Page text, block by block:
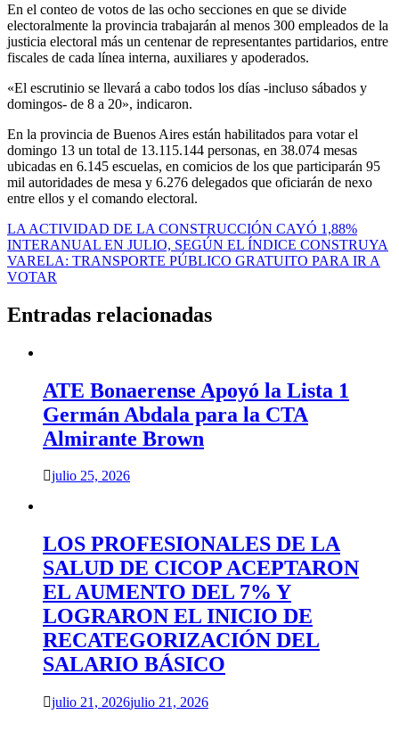
En el conteo de votos de las ocho secciones en que se divide
electoralmente la provincia trabajarán al menos 300 empleados de la
justicia electoral más un centenar de representantes partidarios, entre
fiscales de cada línea interna, auxiliares y apoderados.
«El escrutinio se llevará a cabo todos los días -incluso sábados y
domingos- de 8 a 20», indicaron.
En la provincia de Buenos Aires están habilitados para votar el
domingo 13 un total de 13.115.144 personas, en 38.074 mesas
ubicadas en 6.145 escuelas, en comicios de los que participarán 95
mil autoridades de mesa y 6.276 delegados que oficiarán de nexo
entre ellos y el comando electoral.
Navegación
de
entradas
LA ACTIVIDAD DE LA CONSTRUCCIÓN CAYÓ 1,88%
INTERANUAL EN JULIO, SEGÚN EL ÍNDICE CONSTRUYA
VARELA: TRANSPORTE PÚBLICO GRATUITO PARA IR A
VOTAR
Entradas relacionadas
ATE Bonaerense Apoyó la Lista 1
Germán Abdala para la CTA
Almirante Brown
julio 25, 2026
LOS PROFESIONALES DE LA
SALUD DE CICOP ACEPTARON
EL AUMENTO DEL 7% Y
LOGRARON EL INICIO DE
RECATEGORIZACIÓN DEL
SALARIO BÁSICO
julio 21, 2026julio 21, 2026